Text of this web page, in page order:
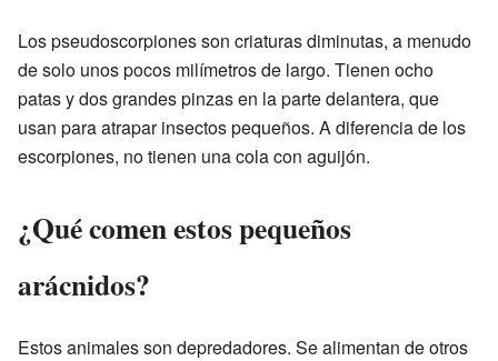
Los pseudoscorpiones son criaturas diminutas, a menudo
de solo unos pocos milímetros de largo. Tienen ocho
patas y dos grandes pinzas en la parte delantera, que
usan para atrapar insectos pequeños. A diferencia de los
escorpiones, no tienen una cola con aguijón.
¿Qué comen estos pequeños
arácnidos?
Estos animales son depredadores. Se alimentan de otros